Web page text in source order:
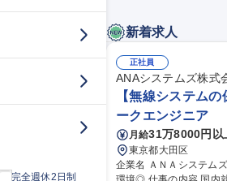
完全週休2日制
新着求人
正社員
ANAシステムズ株式
【無線システム
ークエンジニア
月給31万8000円以
東京都大田区
企業名 ＡＮＡシステムズ株式会社 求人名 【無線システムの保守運用】ANAグ